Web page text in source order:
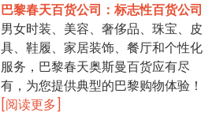
巴黎春天百货公司：标志性百货公司
男女时装、美容、奢侈品、珠宝、皮
具、鞋履、家居装饰、餐厅和个性化
服务，巴黎春天奥斯曼百货应有尽
有，为您提供典型的巴黎购物体验！
[阅读更多]